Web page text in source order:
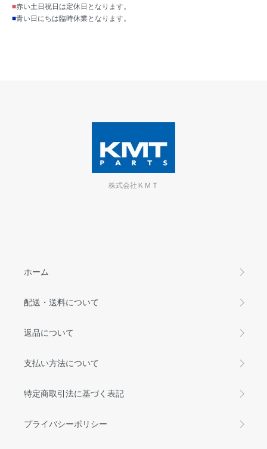
■赤い土日祝日は定休日となります。
■青い日にちは臨時休業となります。
株式会社ＫＭＴ
ホーム
配送・送料について
返品について
支払い方法について
特定商取引法に基づく表記
プライバシーポリシー